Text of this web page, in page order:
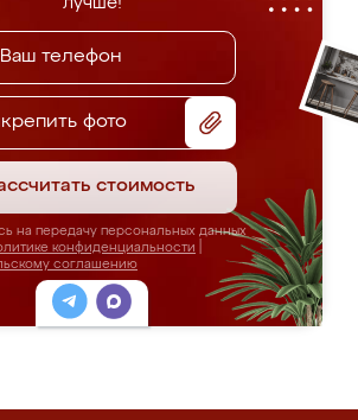
фото
стоимость
на передачу персональных данных
конфиденциальности
соглашению